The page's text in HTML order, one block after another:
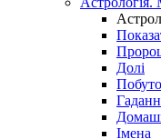
Долі
Імена